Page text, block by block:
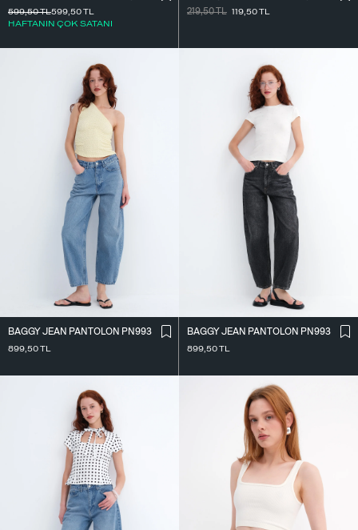
599,50TL
HAFTANIN ÇOK SATANI
599,50TL
219,50TL 119,50TL
BAGGY JEAN PANTOLON PN993
899,50TL
BAGGY JEAN PANTOLON PN993
899,50TL